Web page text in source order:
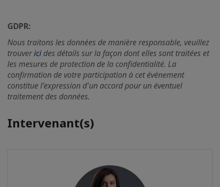
GDPR:
Nous traitons les données de manière responsable, veuillez
trouvericides détails sur la façon dont elles sont traitées et
les mesures de protection de la confidentialité. La
confirmation de votre participation à cet événement
constitue l'expression d'un accord pour un éventuel
traitement des données.
Intervenant(s)